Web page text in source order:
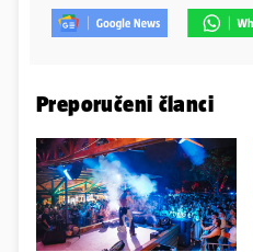
Preporučeni članci